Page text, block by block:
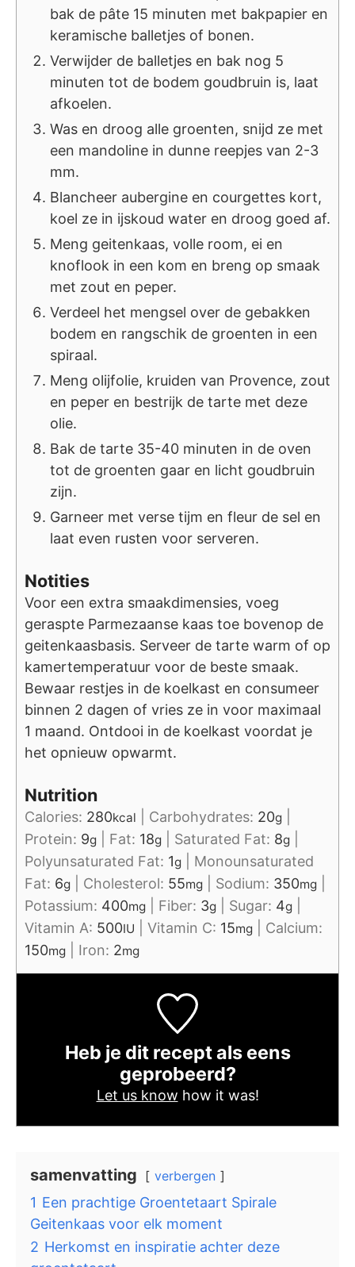
bak de pâte 15 minuten met bakpapier en
keramische balletjes of bonen.
Verwijder de balletjes en bak nog 5
minuten tot de bodem goudbruin is, laat
afkoelen.
Was en droog alle groenten, snijd ze met
een mandoline in dunne reepjes van 2-3
mm.
Blancheer aubergine en courgettes kort,
koel ze in ijskoud water en droog goed af.
Meng geitenkaas, volle room, ei en
knoflook in een kom en breng op smaak
met zout en peper.
Verdeel het mengsel over de gebakken
bodem en rangschik de groenten in een
spiraal.
Meng olijfolie, kruiden van Provence, zout
en peper en bestrijk de tarte met deze
olie.
Bak de tarte 35-40 minuten in de oven
tot de groenten gaar en licht goudbruin
zijn.
Garneer met verse tijm en fleur de sel en
laat even rusten voor serveren.
Notities
Voor een extra smaakdimensies, voeg
geraspte Parmezaanse kaas toe bovenop de
geitenkaasbasis. Serveer de tarte warm of op
kamertemperatuur voor de beste smaak.
Bewaar restjes in de koelkast en consumeer
binnen 2 dagen of vries ze in voor maximaal
1 maand. Ontdooi in de koelkast voordat je
het opnieuw opwarmt.
Nutrition
Calories: 280kcal Carbohydrates: 20g
Protein: 9g Fat: 18g Saturated Fat: 8g
Polyunsaturated Fat: 1g
Monounsaturated
Fat: 6g Cholesterol: 55mg Sodium: 350mg
Potassium: 400mg Fiber: 3g Sugar: 4g
Vitamin A: 500IU Vitamin C: 15mg
Calcium:
150mg Iron: 2mg
Heb je dit recept als eens
geprobeerd?
Let us know how it was!
samenvatting verbergen
1 Een prachtige Groentetaart Spirale
Geitenkaas voor elk moment
2 Herkomst en inspiratie achter deze